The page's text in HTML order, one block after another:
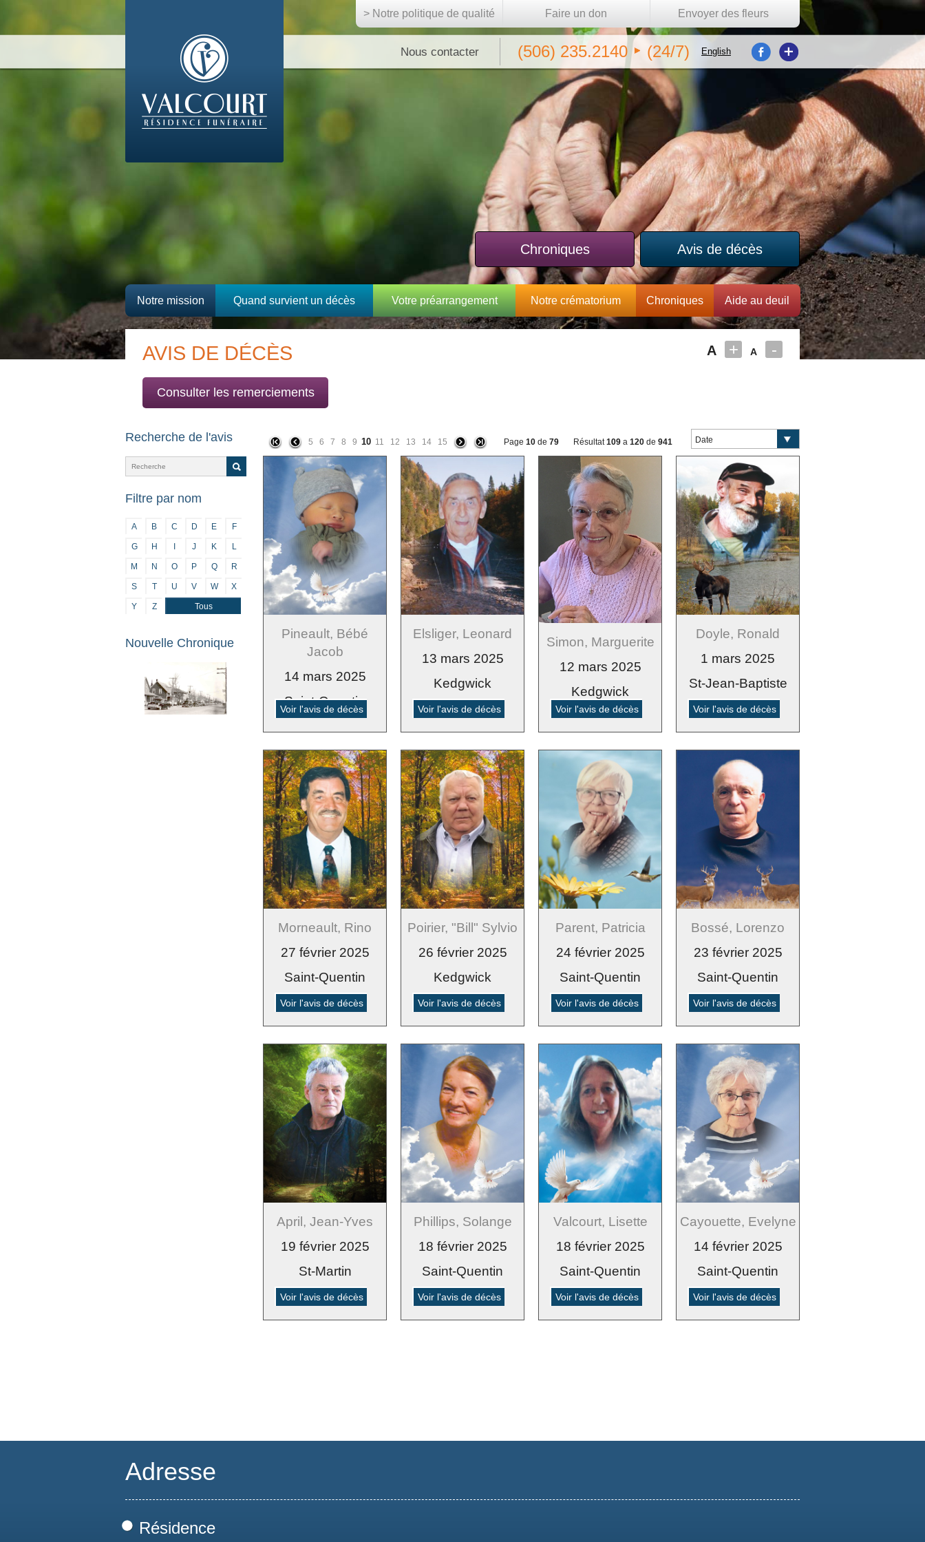
> Notre politique de qualité Faire un don Envoyer des fleurs
Nous contacter (506) 235.2140 (24/7) English
Avis de décès
Chroniques
Notre mission Quand survient un décès Votre préarrangement Notre crématorium Chroniques Aide au deuil
A + A -
AVIS DE DÉCÈS
Consulter les remerciements
Recherche de l'avis
Filtre par nom
A B C D E F
G H I J K L
M N O P Q R
S T U V W X
Y Z Tous
5 6 7 8 9 10 11 12 13 14 15 Page 10 de 79 Résultat109 a 120 de 941
Pineault, Bébé
Jacob
14 mars 2025
Saint-Quentin
Voir l'avis de décès
Elsliger, Leonard
13 mars 2025
Kedgwick
Voir l'avis de décès
Simon, Marguerite
12 mars 2025
Kedgwick
Voir l'avis de décès
Doyle, Ronald
1 mars 2025
St-Jean-Baptiste
Voir l'avis de décès
Morneault, Rino
27 février 2025
Saint-Quentin
Voir l'avis de décès
Poirier, "Bill" Sylvio
26 février 2025
Kedgwick
Voir l'avis de décès
Parent, Patricia
24 février 2025
Saint-Quentin
Voir l'avis de décès
Bossé, Lorenzo
23 février 2025
Saint-Quentin
Voir l'avis de décès
April, Jean-Yves
19 février 2025
St-Martin
Voir l'avis de décès
Phillips, Solange
18 février 2025
Saint-Quentin
Voir l'avis de décès
Valcourt, Lisette
18 février 2025
Saint-Quentin
Voir l'avis de décès
Cayouette, Evelyne
14 février 2025
Saint-Quentin
Voir l'avis de décès
Nouvelle Chronique
Adresse
Résidence